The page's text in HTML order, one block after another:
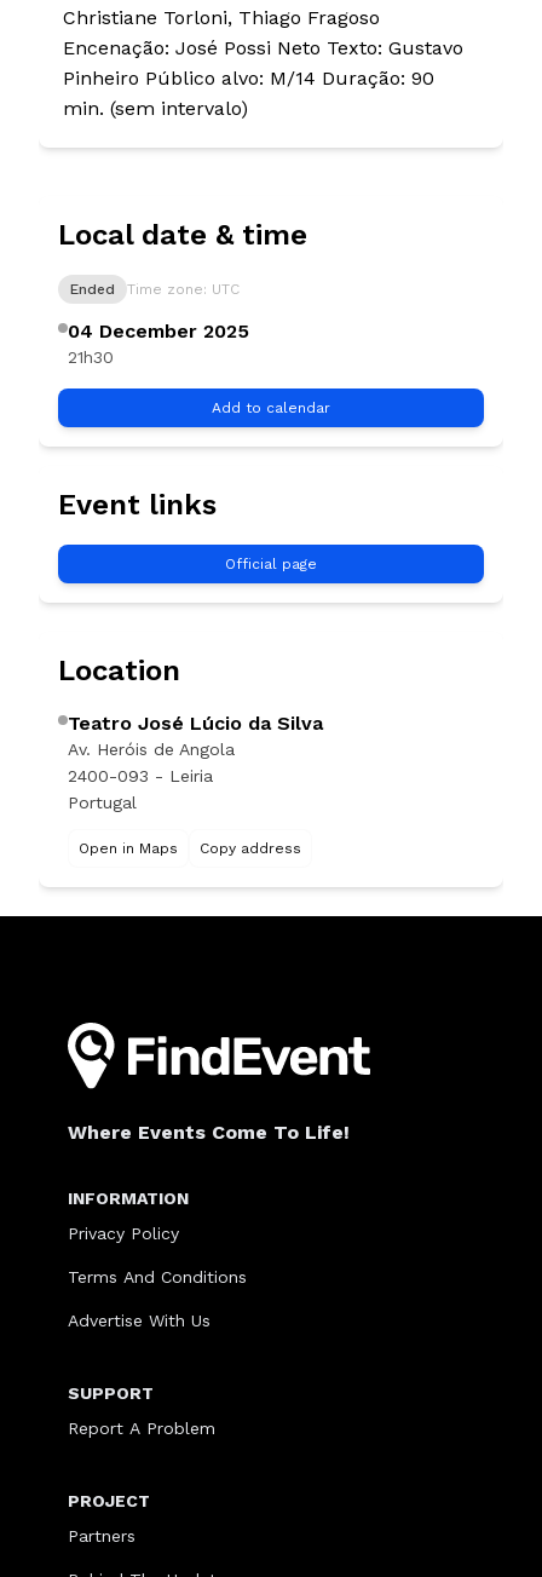
Christiane Torloni, Thiago Fragoso
Encenação: José Possi Neto Texto: Gustavo
Pinheiro Público alvo: M/14 Duração: 90
min. (sem intervalo)
Local date & time
Ended Time zone: UTC
04 December 2025
21h30
Add to calendar
Event links
Official page
Location
Teatro José Lúcio da Silva
Av. Heróis de Angola
2400-093 - Leiria
Portugal
Open in Maps Copy address
Where Events Come To Life!
INFORMATION
Privacy Policy
Terms And Conditions
Advertise With Us
SUPPORT
Report A Problem
PROJECT
Partners